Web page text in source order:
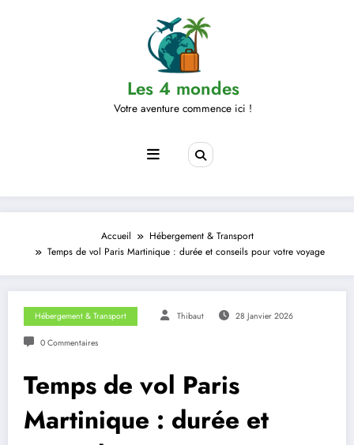
Les 4 mondes
Votre aventure commence ici !
Accueil
Hébergement & Transport
Temps de vol Paris Martinique : durée et conseils pour votre voyage
Hébergement & Transport Thibaut 28 Janvier 2026
0 Commentaires
Temps de vol Paris
Martinique : durée et